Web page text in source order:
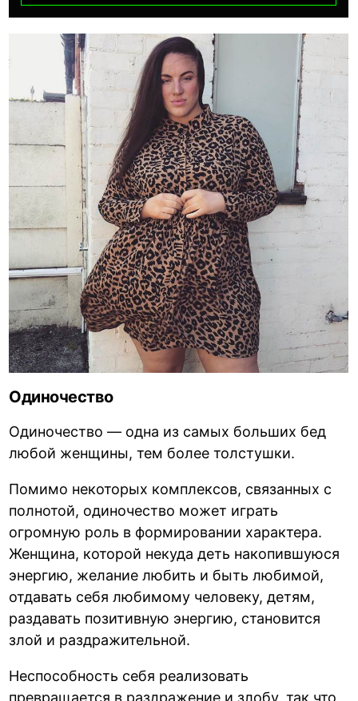
Одиночество
Одиночество — одна из самых больших бед
любой женщины, тем более толстушки.
Помимо некоторых комплексов, связанных с
полнотой, одиночество может играть
огромную роль в формировании характера.
Женщина, которой некуда деть накопившуюся
энергию, желание любить и быть любимой,
отдавать себя любимому человеку, детям,
раздавать позитивную энергию, становится
злой и раздражительной.
Неспособность себя реализовать
превращается в раздражение и злобу, так что